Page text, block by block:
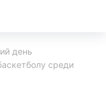
день
среди